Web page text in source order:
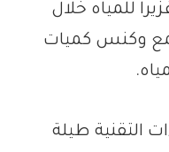
للمياه خلال
وكنس كميات
التقنية طيلة